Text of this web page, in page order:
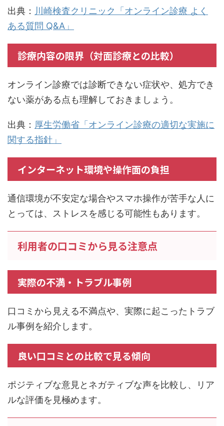
出典： 川崎検査クリニック「オンライン診療 よく
ある質問 Q&A」
診療内容の限界（対面診療との比較）
オンライン診療では診断できない症状や、処方でき
ない薬がある点も理解しておきましょう。
出典： 厚生労働省「オンライン診療の適切な実施に
関する指針」
インターネット環境や操作面の負担
通信環境が不安定な場合やスマホ操作が苦手な人に
とっては、ストレスを感じる可能性もあります。
利用者の口コミから見る注意点
実際の不満・トラブル事例
口コミから見える不満点や、実際に起こったトラブ
ル事例を紹介します。
良い口コミとの比較で見る傾向
ポジティブな意見とネガティブな声を比較し、リア
ルな評価を見極めます。